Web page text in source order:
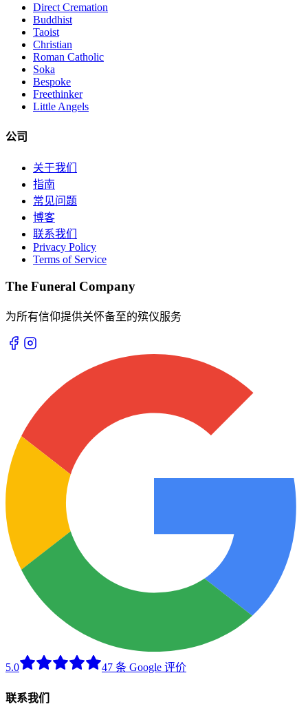
Direct Cremation
Buddhist
Taoist
Christian
Roman Catholic
Soka
Bespoke
Freethinker
Little Angels
公司
关于我们
指南
常见问题
博客
联系我们
Privacy Policy
Terms of Service
The Funeral Company
为所有信仰提供关怀备至的殡仪服务
5.0 47 条 Google 评价
联系我们